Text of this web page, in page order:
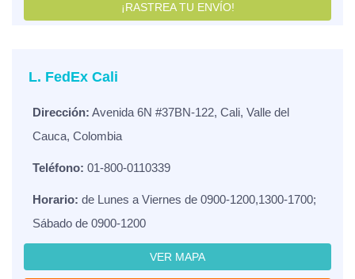
¡RASTREA TU ENVÍO!
L. FedEx Cali
Dirección: Avenida 6N #37BN-122, Cali, Valle del
Cauca, Colombia
Teléfono: 01-800-0110339
Horario: de Lunes a Viernes de 0900-1200,1300-1700;
Sábado de 0900-1200
VER MAPA